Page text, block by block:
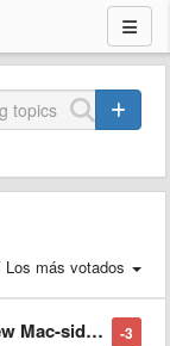
Los más votados
-3
of column view